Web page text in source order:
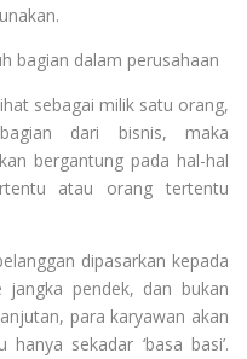
bagian dalam perusahaan
sebagai milik satu orang,
dari bisnis, maka
bergantung pada hal-hal
atau orang tertentu
dipasarkan kepada
jangka pendek, dan bukan
para karyawan akan
sekadar ‘basa basi’.